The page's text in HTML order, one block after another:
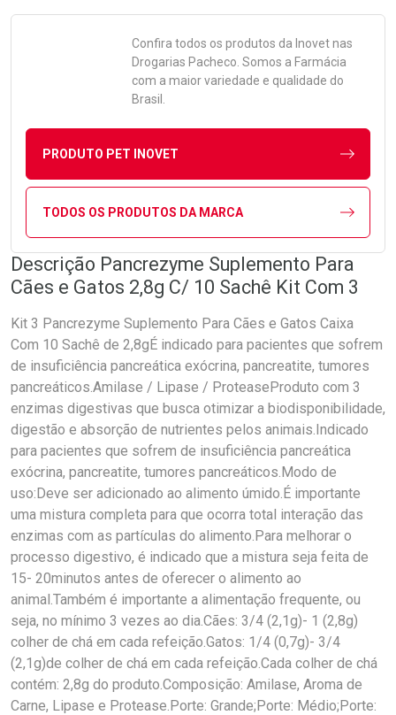
Confira todos os produtos da Inovetnas
Drogarias Pacheco. Somos a Farmácia
com a maior variedade e qualidade do
Brasil.
PRODUTO PET INOVET
TODOS OS PRODUTOS DA MARCA
Descrição Pancrezyme Suplemento Para
Cães e Gatos 2,8g C/ 10 Sachê Kit Com 3
Kit 3 Pancrezyme Suplemento Para Cães e Gatos Caixa
Com 10 Sachê de 2,8gÉ indicado para pacientes que sofrem
de insuficiência pancreática exócrina, pancreatite, tumores
pancreáticos.Amilase / Lipase / ProteaseProduto com 3
enzimas digestivas que busca otimizar a biodisponibilidade,
digestão e absorção de nutrientes pelos animais.Indicado
para pacientes que sofrem de insuficiência pancreática
exócrina, pancreatite, tumores pancreáticos.Modo de
uso:Deve ser adicionado ao alimento úmido.É importante
uma mistura completa para que ocorra total interação das
enzimas com as partículas do alimento.Para melhorar o
processo digestivo, é indicado que a mistura seja feita de
15- 20minutos antes de oferecer o alimento ao
animal.Também é importante a alimentação frequente, ou
seja, no mínimo 3 vezes ao dia.Cães: 3/4 (2,1g)- 1 (2,8g)
colher de chá em cada refeição.Gatos: 1/4 (0,7g)- 3/4
(2,1g)de colher de chá em cada refeição.Cada colher de chá
contém: 2,8g do produto.Composição: Amilase, Aroma de
Carne, Lipase e Protease.Porte: Grande;Porte: Médio;Porte: